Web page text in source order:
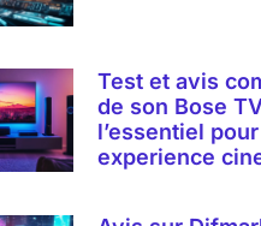
Test et avis
de son Bose
l’essentiel
experience